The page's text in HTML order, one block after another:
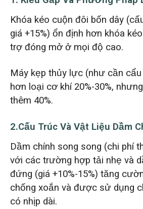
Khóa kéo cuộn đôi bốn dây
giá +15%) ổn định hơn khóa
trợ đóng mở ở mọi độ cao.
Máy kẹp thủy lực (như cần
hơn loại cơ khí 20%-30%,
thêm 40%.
2.Cấu Trúc Và Vật Liệu Dầm
Dầm chính song song (chi phí
với các trường hợp tải nhẹ và
đứng (giá +10%-15%) tăng
chống xoắn và được sử dụng
có nhịp dài.